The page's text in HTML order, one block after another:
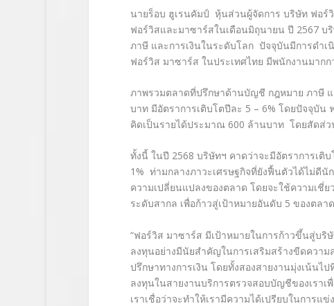
นายร็อบ ฮูเรนคัมป์ หุ้นส่วนผู้จัดการ บริษัท ฟอร์
ฟอร์วิสและมาซาร์สในเดือนมิถุนายน ปี 2567
ภาษี และการเงินในระดับโลก ปัจจุบันมีการดำ
ฟอร์วิส มาซาร์ส ในประเทศไทย มีพนักงานมากก
ภาพรวมตลาดที่ปรึกษาด้านบัญชี กฎหมาย ภาษี แ
บาท มีอัตราการเติบโตปีละ 5 – 6% โดยปัจจุบั
คิดเป็นรายได้ประมาณ 600 ล้านบาท โดยสัดส่
ทั้งนี้ ในปี 2568 บริษัทฯ คาดว่าจะมีอัตราการเติ
1% ท่ามกลางภาวะเศรษฐกิจที่ยังฟื้นตัวได้ไม่ดี
ความเปลี่ยนแปลงของตลาด โดยจะใช้ความเ
ระดับสากล เพื่อก้าวสู่เป้าหมายอันดับ 5 ของตลา
“ฟอร์วิส มาซาร์ส มีเป้าหมายในการก้าวขึ้นสู่บ
ลงทุนอย่างมีนัยสำคัญในการเสริมสร้างขีดควา
ปรึกษาทางการเงิน โดยทั้งสองสายงานมุ่งเน้นไ
ลงทุนในสายงานบริการตรวจสอบบัญชีของเรา
เราเชื่อว่าจะทำให้เรามีความได้เปรียบในการ